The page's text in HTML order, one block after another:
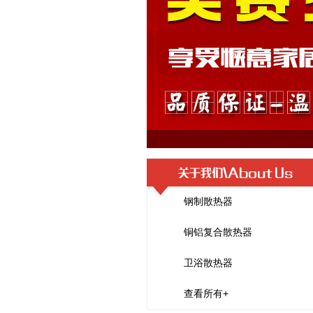
钢制散热器
铜铝复合散热器
卫浴散热器
查看所有+